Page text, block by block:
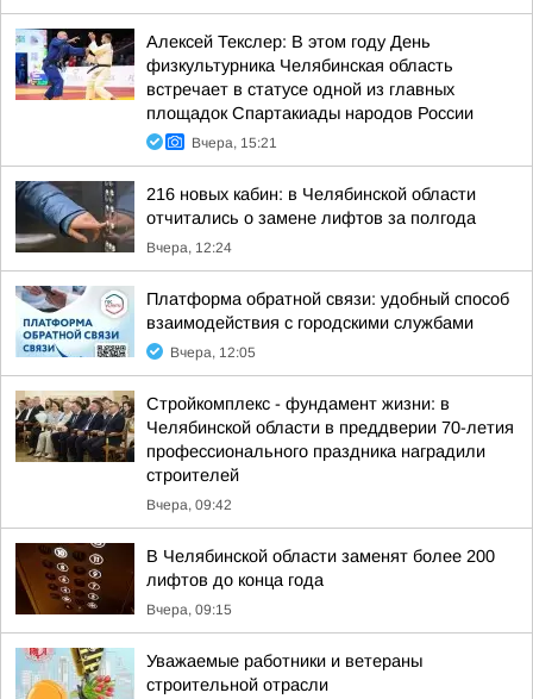
Алексей Текслер: В этом году День
физкультурника Челябинская область
встречает в статусе одной из главных
площадок Спартакиады народов России
Вчера, 15:21
216 новых кабин: в Челябинской области
отчитались о замене лифтов за полгода
Вчера, 12:24
Платформа обратной связи: удобный способ
взаимодействия с городскими службами
Вчера, 12:05
Стройкомплекс - фундамент жизни: в
Челябинской области в преддверии 70-летия
профессионального праздника наградили
строителей
Вчера, 09:42
В Челябинской области заменят более 200
лифтов до конца года
Вчера, 09:15
Уважаемые работники и ветераны
строительной отрасли